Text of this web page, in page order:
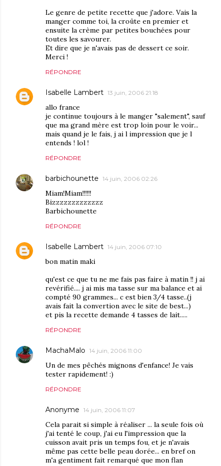
Le genre de petite recette que j'adore. Vais la
manger comme toi, la croûte en premier et
ensuite la crème par petites bouchées pour
toutes les savourer.
Et dire que je n'avais pas de dessert ce soir.
Merci !
RÉPONDRE
Isabelle Lambert 13 juin, 2006 21:18
allo france
je continue toujours à le manger "salement", sauf
que ma grand mère est trop loin pour le voir...
mais quand je le fais, j ai l impression que je l
entends ! lol !
RÉPONDRE
barbichounette 14 juin, 2006 02:26
Miam!Miam!!!!!!
Bizzzzzzzzzzzzz
Barbichounette
RÉPONDRE
Isabelle Lambert 14 juin, 2006 07:10
bon matin maki
qu'est ce que tu ne me fais pas faire à matin !! j ai
revérifié.... j ai mis ma tasse sur ma balance et ai
compté 90 grammes... c est bien 3/4 tasse..(j
avais fait la convertion avec le site de best...)
et pis la recette demande 4 tasses de lait.....
RÉPONDRE
MachaMalo 14 juin, 2006 11:00
Un de mes pêchés mignons d'enfance! Je vais
tester rapidement! :)
RÉPONDRE
Anonyme 14 juin, 2006 11:07
Cela parait si simple à réaliser ... la seule fois où
j'ai tenté le coup, j'ai eu l'impression que la
cuisson avait pris un temps fou, et je n'avais
même pas cette belle peau dorée... en bref on
m'a gentiment fait remarqué que mon flan